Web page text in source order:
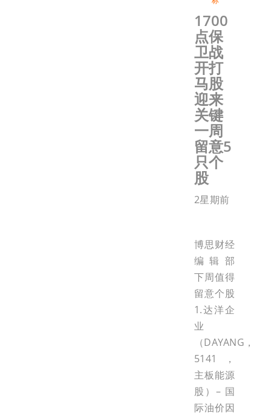
1700
点保
卫战
开打
马股
迎来
关键
一周
留意5
只个
股
2星期前
博思财经
编辑部
下周值得
留意个股
1.达洋企
业
（DAYANG，
5141，
主板能源
股）– 国
际油价因